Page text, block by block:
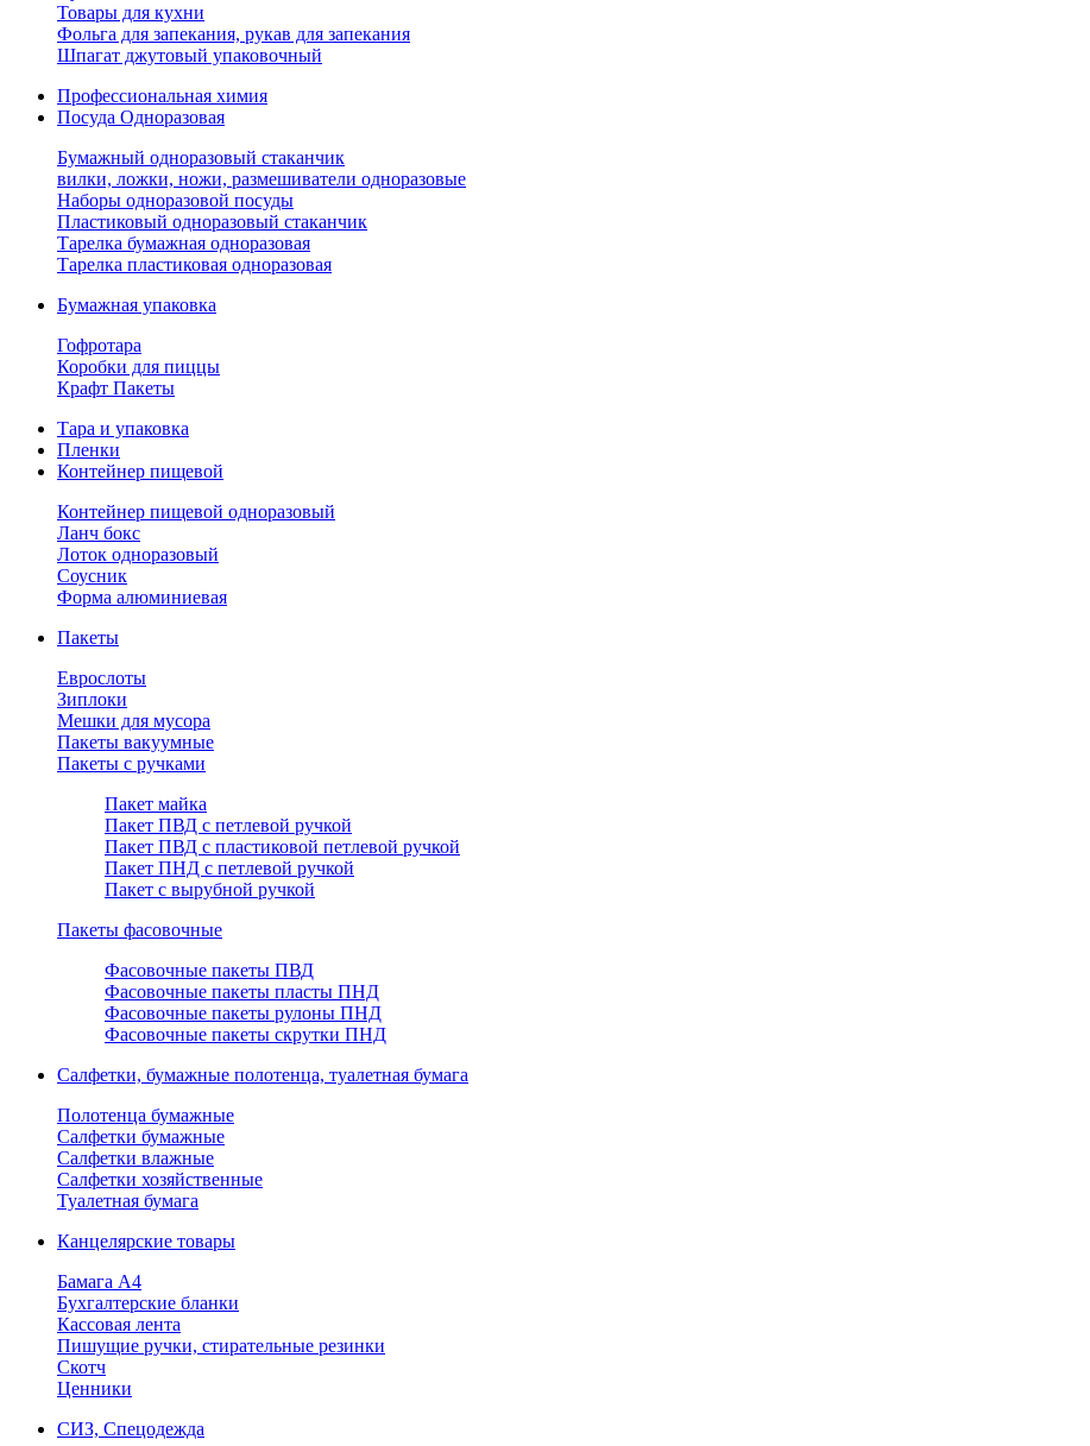
Товары для кухни
Фольга для запекания, рукав для запекания
Шпагат джутовый упаковочный
Профессиональная химия
Посуда Одноразовая
Бумажный одноразовый стаканчик
вилки, ложки, ножи, размешиватели одноразовые
Наборы одноразовой посуды
Пластиковый одноразовый стаканчик
Тарелка бумажная одноразовая
Тарелка пластиковая одноразовая
Бумажная упаковка
Гофротара
Коробки для пиццы
Крафт Пакеты
Тара и упаковка
Пленки
Контейнер пищевой
Контейнер пищевой одноразовый
Ланч бокс
Лоток одноразовый
Соусник
Форма алюминиевая
Пакеты
Еврослоты
Зиплоки
Мешки для мусора
Пакеты вакуумные
Пакеты с ручками
Пакет майка
Пакет ПВД с петлевой ручкой
Пакет ПВД с пластиковой петлевой ручкой
Пакет ПНД с петлевой ручкой
Пакет с вырубной ручкой
Пакеты фасовочные
Фасовочные пакеты ПВД
Фасовочные пакеты пласты ПНД
Фасовочные пакеты рулоны ПНД
Фасовочные пакеты скрутки ПНД
Салфетки, бумажные полотенца, туалетная бумага
Полотенца бумажные
Салфетки бумажные
Салфетки влажные
Салфетки хозяйственные
Туалетная бумага
Канцелярские товары
Бамага А4
Бухгалтерские бланки
Кассовая лента
Пишущие ручки, стирательные резинки
Скотч
Ценники
СИЗ, Спецодежда